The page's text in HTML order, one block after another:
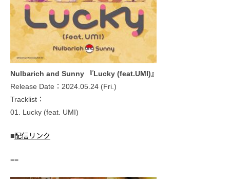
Nulbarich and Sunny 『Lucky (feat.UMI)』
Release Date：2024.05.24 (Fri.)
Tracklist：
01. Lucky (feat. UMI)
■配信リンク
==